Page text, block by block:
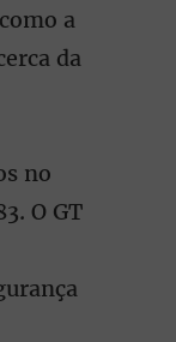
a
da
no
O GT